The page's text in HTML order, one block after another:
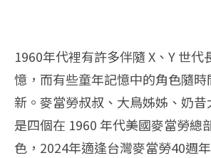
1960年代裡有許多伴隨 X、Y 世代
憶， 而有些童年記憶中的角色隨
新。麥當勞叔叔、 大鳥姊姊、奶
是四個在 1960 年代美國麥當勞總
色，2024年適逢台灣麥當勞40週